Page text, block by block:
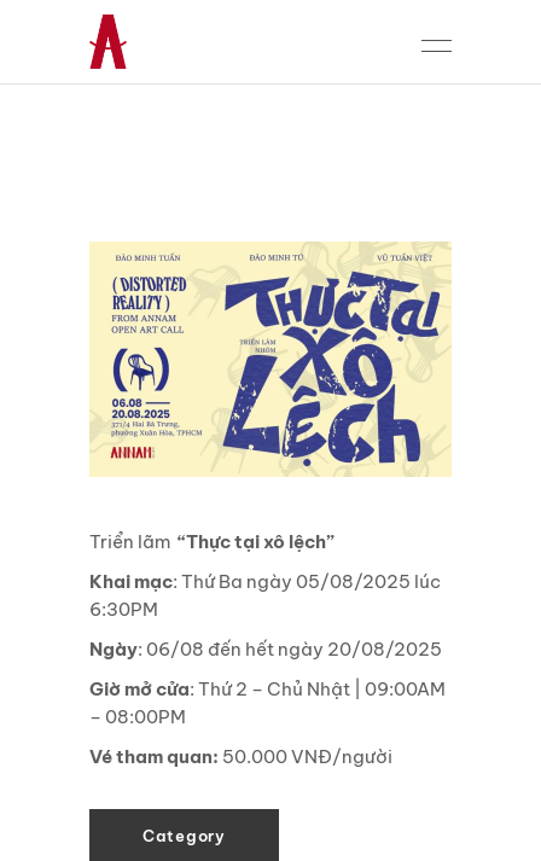
Triển lãm “Thực tại xô lệch”
Khai mạc: Thứ Ba ngày 05/08/2025 lúc
6:30PM
Ngày: 06/08 đến hết ngày 20/08/2025
Giờ mở cửa: Thứ 2 – Chủ Nhật | 09:00AM
– 08:00PM
Vé tham quan: 50.000 VNĐ/người
Category